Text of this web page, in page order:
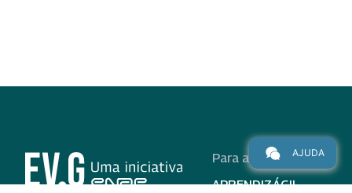
Para alunos
APRENDIZÁGIL
AJUDA